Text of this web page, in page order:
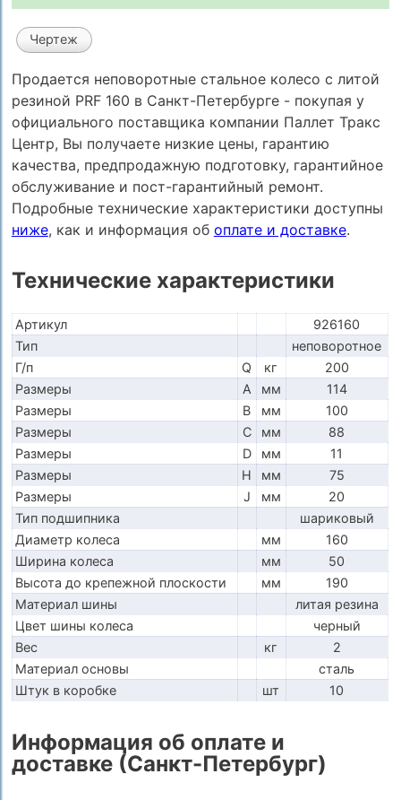
Чертеж
Продается неповоротные стальное колесо с литой
резиной PRF 160 в Санкт-Петербурге - покупая у
официального поставщика компании Паллет Тракс
Центр, Вы получаете низкие цены, гарантию
качества, предпродажную подготовку, гарантийное
обслуживание и пост-гарантийный ремонт.
Подробные технические характеристики доступны
ниже, как и информация об оплате и доставке.
Технические характеристики
Артикул
926160
Тип
неповоротное
Г/п
Q кг
200
Размеры
A мм
114
Размеры
B мм
100
Размеры
C мм
88
Размеры
D мм
11
Размеры
H мм
75
Размеры
J мм
20
Тип подшипника
шариковый
Диаметр колеса
мм
160
Ширина колеса
мм
50
Высота до крепежной плоскости
мм
190
Материал шины
литая резина
Цвет шины колеса
черный
Вес
кг
2
Материал основы
сталь
Штук в коробке
шт 10
Информация об оплате и
доставке (Санкт-Петербург)